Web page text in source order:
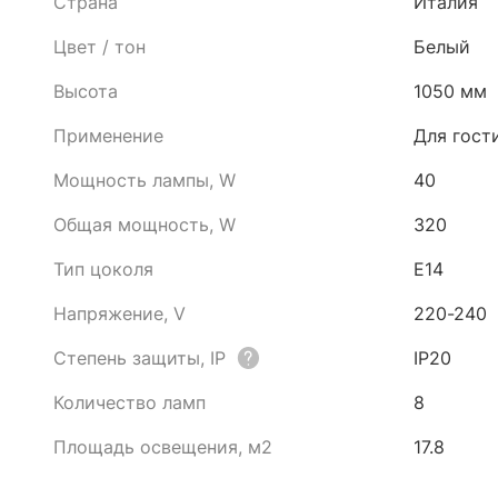
Цвет / тон
Белый
Высота
1050 мм
Применение
Для
Мощность лампы, W
40
Общая мощность, W
320
Тип цоколя
E14
Напряжение, V
220-240
Степень защиты, IP
IP20
Количество ламп
8
Площадь освещения, м2
17.8